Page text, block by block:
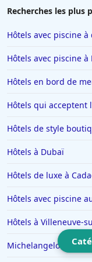
Hôtels à Porto-
Hôtels à Beauval
Hôtels à Thoiry
Hôtels à Orléans
Hôtels au Cap
Hôtels à La
Hôtels dans les
Hôtels à
Hôtels au Maroc
Recherches les plus
Hôtels avec piscine
Hôtels avec piscine à
Hôtels en bord de
Hôtels qui acceptent
Hôtels de style
Hôtels à Dubaï
Hôtels de luxe à
Hôtels avec piscine
Hôtels à Villeneuve-
Michelangelo Resort